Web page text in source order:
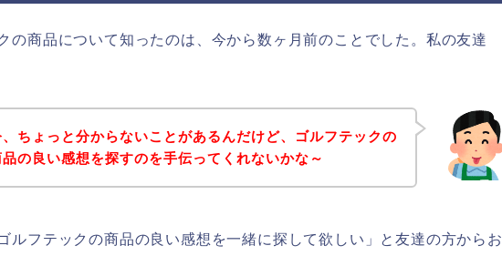
の商品について知ったのは、今から数ヶ月前のことでした。私の友達
、ちょっと分からないことがあるんだけど、ゴルフテックの
品の良い感想を探すのを手伝ってくれないかな～
ルフテックの商品の良い感想を一緒に探して欲しい」と友達の方からお